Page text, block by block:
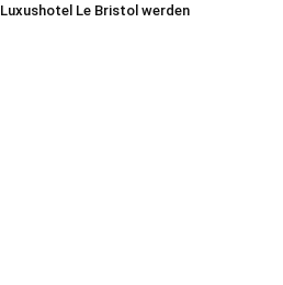
Luxushotel Le Bristol werden